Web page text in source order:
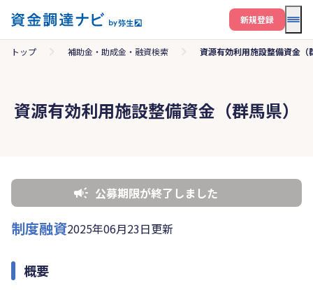
メ
新規登録
トップ 補助金・助成金・融資検索 資源有効利用施設整備資金（
資源有効利用施設整備資金（群馬県）
公募期限が終了しました
制度融資2025年06月23日更新
概要